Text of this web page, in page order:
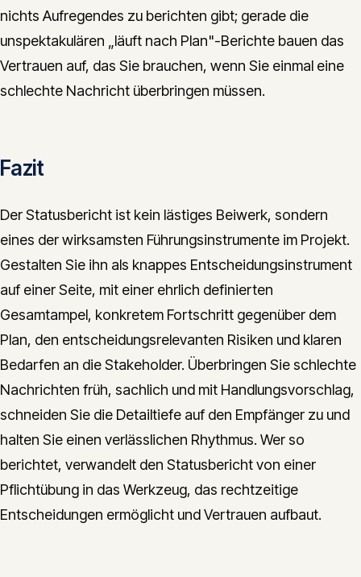
nichts Aufregendes zu berichten gibt; gerade die
unspektakulären „läuft nach Plan"-Berichte bauen das
Vertrauen auf, das Sie brauchen, wenn Sie einmal eine
schlechte Nachricht überbringen müssen.
Fazit
Der Statusbericht ist kein lästiges Beiwerk, sondern
eines der wirksamsten Führungsinstrumente im Projekt.
Gestalten Sie ihn als knappes Entscheidungsinstrument
auf einer Seite, mit einer ehrlich definierten
Gesamtampel, konkretem Fortschritt gegenüber dem
Plan, den entscheidungsrelevanten Risiken und klaren
Bedarfen an die Stakeholder. Überbringen Sie schlechte
Nachrichten früh, sachlich und mit Handlungsvorschlag,
schneiden Sie die Detailtiefe auf den Empfänger zu und
halten Sie einen verlässlichen Rhythmus. Wer so
berichtet, verwandelt den Statusbericht von einer
Pflichtübung in das Werkzeug, das rechtzeitige
Entscheidungen ermöglicht und Vertrauen aufbaut.